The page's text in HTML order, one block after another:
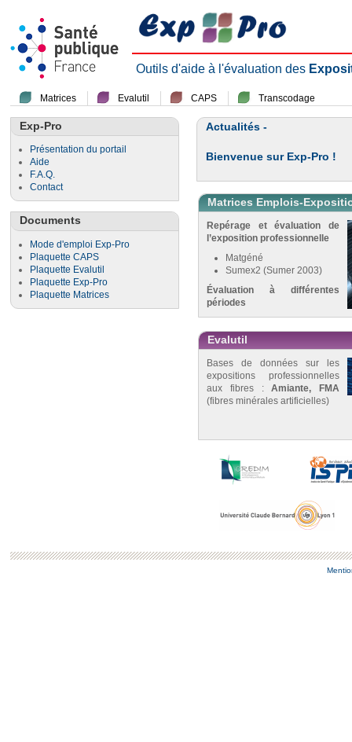
Outils d'aide à l'évaluation des
Matrices Evalutil CAPS Transcodage
Exp-Pro
Présentation du portail
Aide
F.A.Q.
Contact
Documents
Mode d'emploi Exp-Pro
Plaquette CAPS
Plaquette Evalutil
Plaquette Exp-Pro
Plaquette Matrices
Actualités -
Bienvenue sur Exp-Pro !
Matrices Emplois-
Repérage et évaluation de
l’exposition professionnelle
Matgéné
Sumex2 (Sumer 2003)
Évaluation à différentes
périodes
Evalutil
Bases de données sur les
expositions professionnelles
aux fibres :Amiante, FMA
(fibres minérales artificielles)